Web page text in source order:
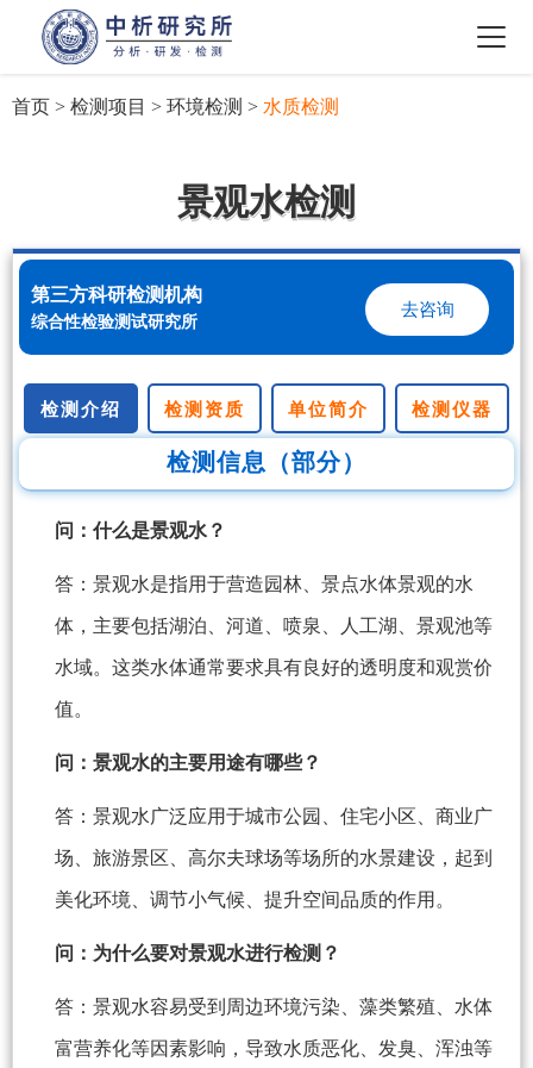
首页 > 检测项目 > 环境检测 > 水质检测
景观水检测
第三方科研检测机构
综合性检验测试研究所
去咨询
检测介绍 检测资质 单位简介 检测仪器
检测信息（部分）
问：什么是景观水？
答：景观水是指用于营造园林、景点水体景观的水
体，主要包括湖泊、河道、喷泉、人工湖、景观池等
水域。这类水体通常要求具有良好的透明度和观赏价
值。
问：景观水的主要用途有哪些？
答：景观水广泛应用于城市公园、住宅小区、商业广
场、旅游景区、高尔夫球场等场所的水景建设，起到
美化环境、调节小气候、提升空间品质的作用。
问：为什么要对景观水进行检测？
答：景观水容易受到周边环境污染、藻类繁殖、水体
富营养化等因素影响，导致水质恶化、发臭、浑浊等